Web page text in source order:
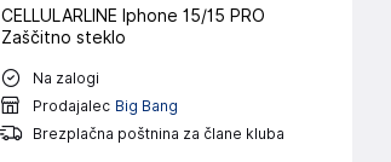
CELLULARLINE Iphone 15/15 PRO
Zaščitno steklo
Na zalogi
Prodajalec Big Bang
Brezplačna poštnina za člane kluba